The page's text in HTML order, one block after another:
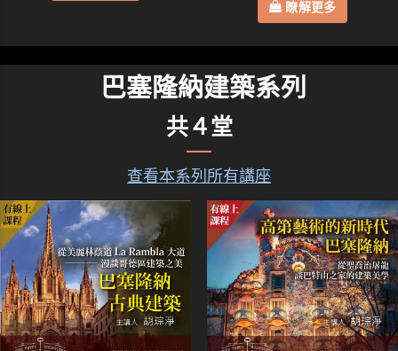
瞭解更多
巴塞隆納建築系列
共４堂
查看本系列所有講座